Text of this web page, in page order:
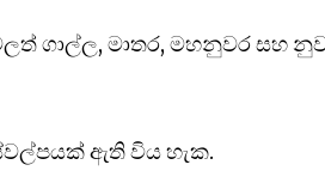
ගාල්ල, මාතර, මහනුවර සහ
ඇති විය හැක.